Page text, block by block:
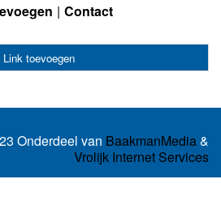
Contact
Link toevoegen
Onderdeel van BaakmanMedia&
Vrolijk Internet Services